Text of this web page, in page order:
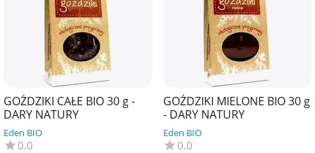
GOŹDZIKI CAŁE BIO 30 g -
DARY NATURY
Eden BIO
0.0
GOŹDZIKI MIELONE BIO 30 g
- DARY NATURY
Eden BIO
0.0